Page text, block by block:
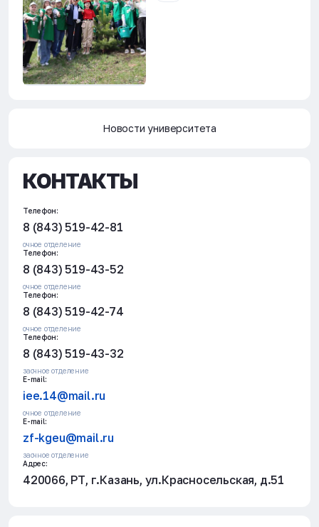
Новости университета
КОНТАКТЫ
Телефон:
8 (843) 519-42-81
очное отделение
Телефон:
8 (843) 519-43-52
очное отделение
Телефон:
8 (843) 519-42-74
очное отделение
Телефон:
8 (843) 519-43-32
заочное отделение
E-mail:
iee.14@mail.ru
очное отделение
E-mail:
zf-kgeu@mail.ru
заочное отделение
Адрес:
420066, РТ, г.Казань, ул.Красносельская, д.51